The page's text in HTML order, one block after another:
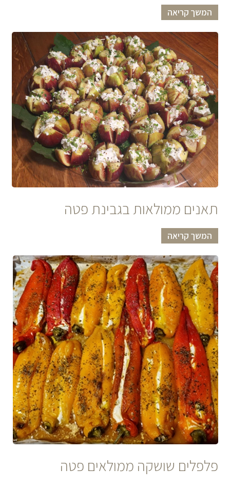
המשך קריאה
תאנים ממולאות בגבינת פטה
המשך קריאה
פלפלים שושקה ממולאים פטה